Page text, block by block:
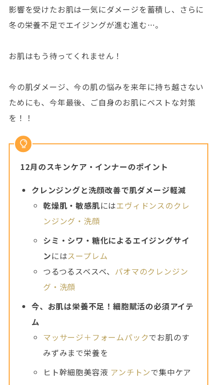
影響を受けたお肌は一気にダメージを蓄積し、さらに
冬の栄養不足でエイジングが進む進む…。
お肌はもう待ってくれません！
今の肌ダメージ、今の肌の悩みを来年に持ち越さない
ためにも、今年最後、ご自身のお肌にベストな対策
を！！
12月のスキンケア・インナーのポイント
クレンジングと洗顔改善で肌ダメージ軽減
乾燥肌・敏感肌にはエヴィドンスのクレ
ンジング・洗顔
シミ・シワ・糖化によるエイジングサイ
ンにはスープレム
つるつるスベスベ、 パオマのクレンジン
グ・洗顔
今、お肌は栄養不足！細胞賦活の必須アイテ
ム
マッサージ＋フォームパックでお肌のす
みずみまで栄養を
ヒト幹細胞美容液 アンチトンで集中ケア